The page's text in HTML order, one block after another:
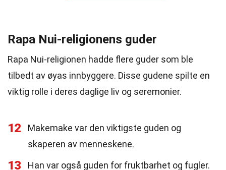
Rapa Nui-religionens guder
Rapa Nui-religionen hadde flere guder som ble
tilbedt av øyas innbyggere. Disse gudene spilte en
viktig rolle i deres daglige liv og seremonier.
12
Makemake var den viktigste guden og
skaperen av menneskene.
13 Han var også guden for fruktbarhet og fugler.